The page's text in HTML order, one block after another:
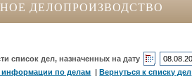
ДЕЛОПРОИЗВОДСТВО
список дел, назначенных на дату
информации по делам |Вернуться к списку дел